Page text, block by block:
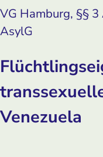
VG Hamburg, §§
AsylG
Venezuela